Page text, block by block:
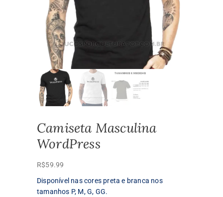
Camiseta Masculina
WordPress
R$59.99
Disponível nas cores preta e branca nos
tamanhos P, M, G, GG.